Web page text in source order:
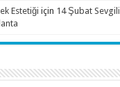
Estetiği için 14 Şubat